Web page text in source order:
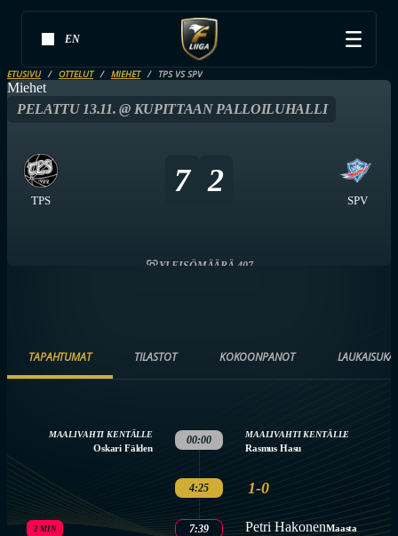
EN
ETUSIVU OTTELUT MIEHET TPS VS SPV
Miehet
PELATTU 13.11. @ KUPITTAAN PALLOILUHALLI
TPS
7 2
SPV
YLEISÖMÄÄRÄ 407
TAPAHTUMAT TILASTOT KOKOONPANOT
MAALIVAHTI KENTÄLLE
Oskari Fälden
00:00 MAALIVAHTI KENTÄLLE
Rasmus Hasu
4:25 1-0
7:39 Petri HakonenMaasta
2 MIN